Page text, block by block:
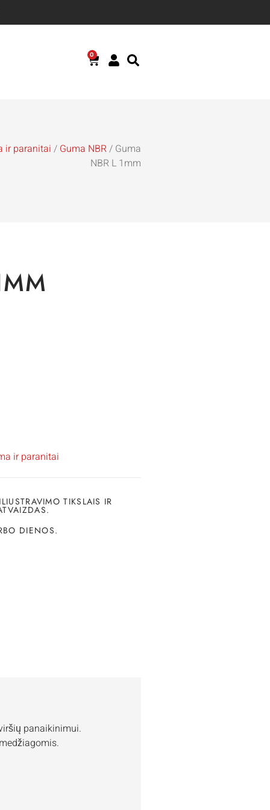
0
ir paranitai / Guma NBR/ Guma
NBR L 1mm
ir paranitai
TIKSLAIS IR
DIENOS.
panaikinimui.